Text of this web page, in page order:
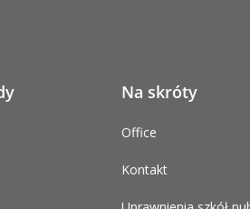
Na skróty
Office
Kontakt